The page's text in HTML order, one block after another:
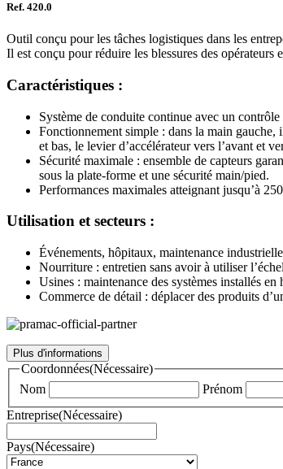
Ref. 420.0
Outil conçu pour les tâches logistiques dans les
Il est conçu pour réduire les blessures des
Caractéristiques :
Système de conduite continue avec un
Fonctionnement simple : dans la main
et bas, le levier d’accélérateur vers l’avant et
Sécurité maximale : ensemble de capteurs
sous la plate-forme et une sécurité main/pied.
Performances maximales atteignant jusqu’à
Utilisation et secteurs :
Événements, hôpitaux, maintenance
Nourriture : entretien sans avoir à utiliser
Usines : maintenance des systèmes installés
Commerce de détail : déplacer des produits
Plus d'informations
Coordonnées(Nécessaire)
Nom
Prénom
Entreprise(Nécessaire)
Pays(Nécessaire)